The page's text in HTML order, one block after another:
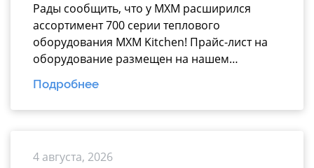
Рады сообщить, что у МХМ расширился
ассортимент 700 серии теплового
оборудования MXM Kitchen! Прайс-лист на
оборудование размещен на нашем
официальном сайте mariholod.com в
разделе «Прайс-лист». Дополнительную
информацию вы можете получить у
сотрудничество.
Подробнее
4 августа, 2026